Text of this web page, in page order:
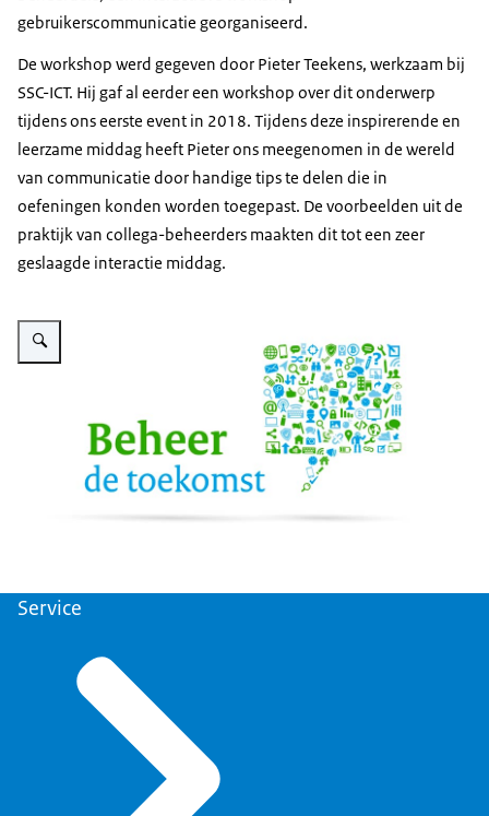
gebruikerscommunicatie georganiseerd.
De workshop werd gegeven door Pieter Teekens, werkzaam bij
SSC-ICT. Hij gaf al eerder een workshop over dit onderwerp
tijdens ons eerste event in 2018. Tijdens deze inspirerende en
leerzame middag heeft Pieter ons meegenomen in de wereld
van communicatie door handige tips te delen die in
oefeningen konden worden toegepast. De voorbeelden uit de
praktijk van collega-beheerders maakten dit tot een zeer
geslaagde interactie middag.
Vergroot afbeelding Beheer de Toekomst
Service